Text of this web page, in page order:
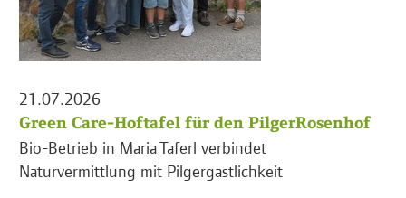
21.07.2026
Green Care-Hoftafel für den PilgerRosenhof
Bio-Betrieb in Maria Taferl verbindet
Naturvermittlung mit Pilgergastlichkeit